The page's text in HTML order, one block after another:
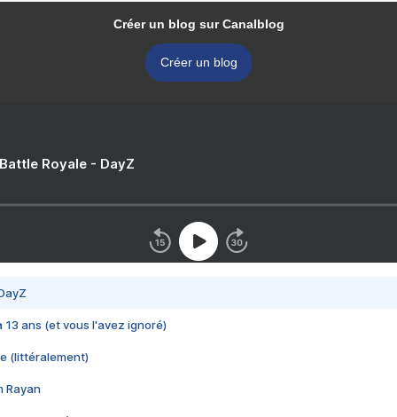
Créer un blog sur Canalblog
Créer un blog
Royale - DayZ
13 ans (et vous l'avez ignoré)
(littéralement)
Rayan